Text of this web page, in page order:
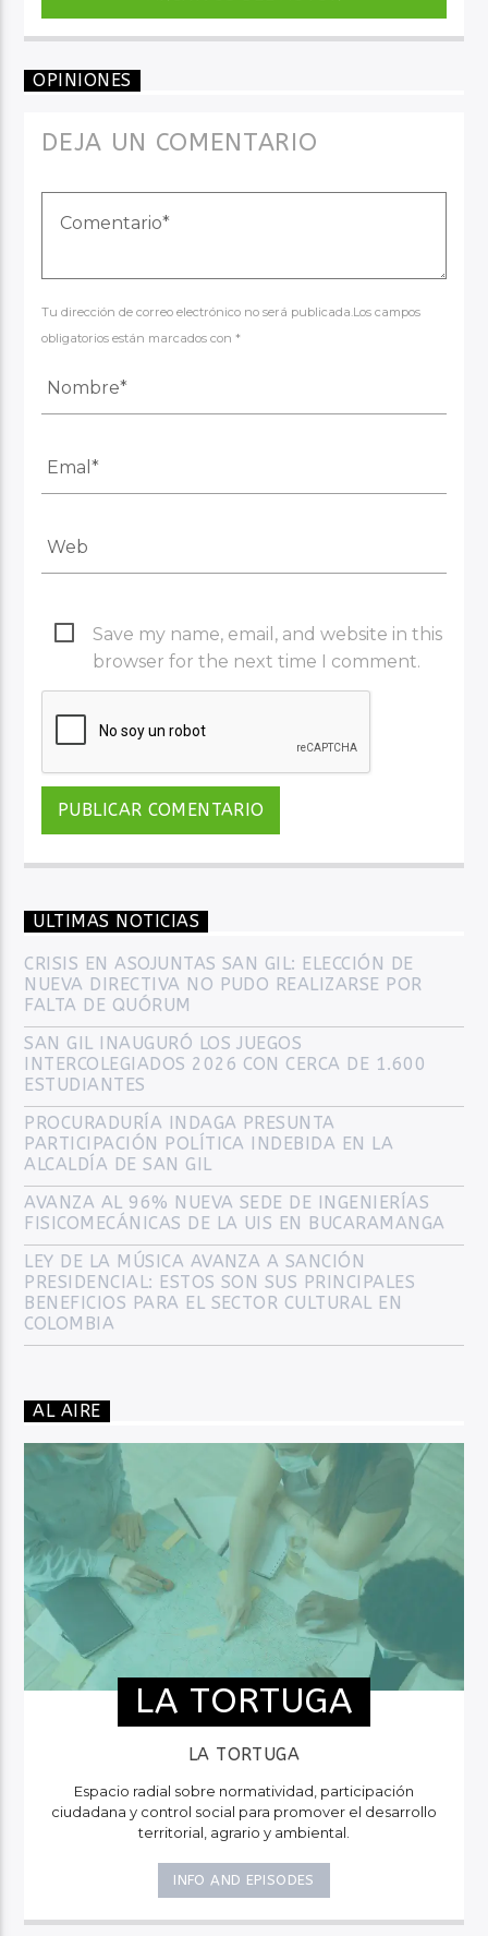
OPINIONES
DEJA UN COMENTARIO
Tu dirección de correo electrónico no será publicada.Los campos
obligatorios están marcados con *
Save my name, email, and website in this
browser for the next time I comment.
ULTIMAS NOTICIAS
CRISIS EN ASOJUNTAS SAN GIL: ELECCIÓN DE
NUEVA DIRECTIVA NO PUDO REALIZARSE POR
FALTA DE QUÓRUM
SAN GIL INAUGURÓ LOS JUEGOS
INTERCOLEGIADOS 2026 CON CERCA DE 1.600
ESTUDIANTES
PROCURADURÍA INDAGA PRESUNTA
PARTICIPACIÓN POLÍTICA INDEBIDA EN LA
ALCALDÍA DE SAN GIL
AVANZA AL 96% NUEVA SEDE DE INGENIERÍAS
FISICOMECÁNICAS DE LA UIS EN BUCARAMANGA
LEY DE LA MÚSICA AVANZA A SANCIÓN
PRESIDENCIAL: ESTOS SON SUS PRINCIPALES
BENEFICIOS PARA EL SECTOR CULTURAL EN
COLOMBIA
AL AIRE
LA TORTUGA
LA TORTUGA
Espacio radial sobre normatividad, participación
ciudadana y control social para promover el desarrollo
territorial, agrario y ambiental.
INFO AND EPISODES